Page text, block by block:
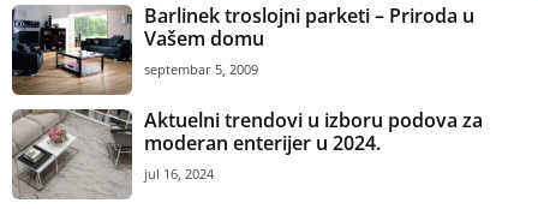
Barlinek troslojni parketi – Priroda u
Vašem domu
septembar 5, 2009
Aktuelni trendovi u izboru podova za
moderan enterijer u 2024.
jul 16, 2024